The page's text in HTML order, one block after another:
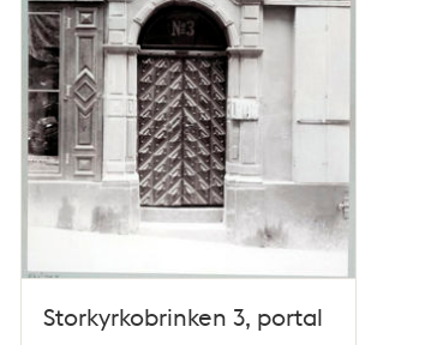
Storkyrkobrinken 3, portal